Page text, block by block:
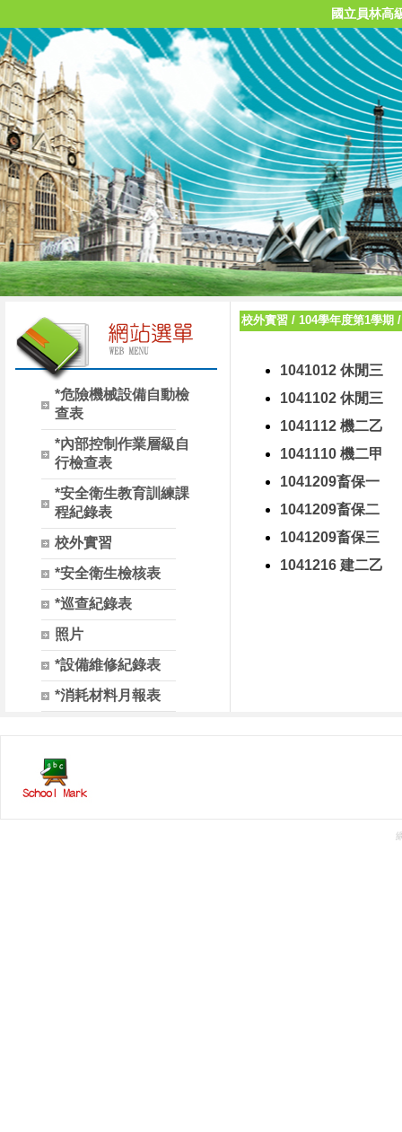
國立員林高
*危險機械設備自動檢
查表
*內部控制作業層級自
行檢查表
*安全衛生教育訓練課
程紀錄表
校外實習
*安全衛生檢核表
*巡查紀錄表
照片
*設備維修紀錄表
*消耗材料月報表
校外實習 / 104學年度第1學期
1041012 休閒三
1041102 休閒三
1041112 機二乙
1041110 機二甲
1041209畜保一
1041209畜保二
1041209畜保三
1041216 建二乙